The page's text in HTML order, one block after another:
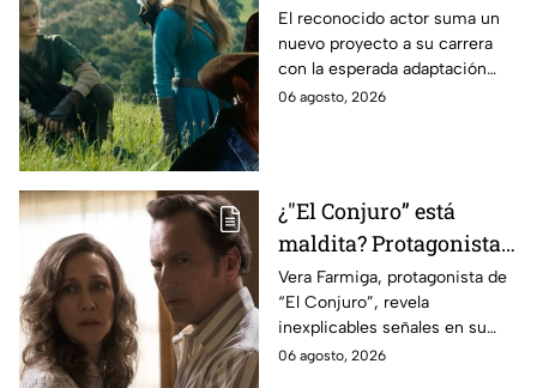
antes de morir: esto es
lo que se sabe hasta
ahora
El reconocido actor suma un
nuevo proyecto a su carrera
con la esperada adaptación
cinematográfica del popular
06 agosto, 2026
¿"El Conjuro” está
maldita? Protagonista
revela INQUIETANTES
señales en su cuerpo
durante la grabación de
la película
Vera Farmiga, protagonista de
“El Conjuro”, revela
inexplicables señales en su
cuerpo durante el rodaje de la
06 agosto, 2026